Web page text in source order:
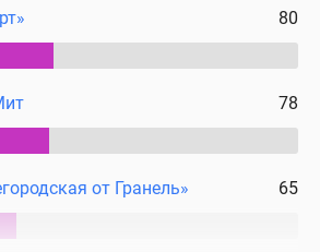
80
78
от Гранель» 65